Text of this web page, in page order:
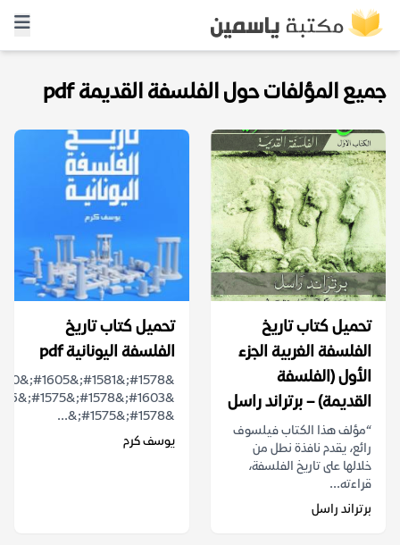
جميع المؤلفات حول الفلسفة القديمة pdf
تحميل كتاب تاريخ
الفلسفة الغربية الجزء
الأول (الفلسفة
القديمة) – برتراند راسل
“مؤلف هذا الكتاب فيلسوف
رائع، يقدم نافذة نطل من
خلالها على تاريخ الفلسفة،
قراءته...
برتراند راسل
تحميل كتاب تاريخ
الفلسفة اليونانية pdf
&#1578;&#1575;&...
يوسف كرم